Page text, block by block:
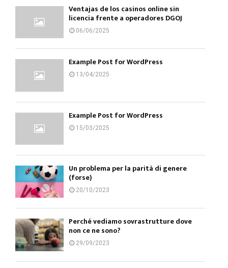
Ventajas de los casinos online sin
licencia frente a operadores DGOJ
06/06/2025
Example Post for WordPress
13/04/2025
Example Post for WordPress
15/03/2025
Un problema per la parità di genere
(forse)
20/10/2023
Perché vediamo sovrastrutture dove
non ce ne sono?
29/09/2023